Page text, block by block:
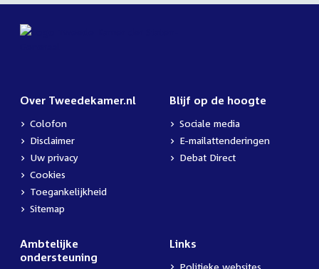
Over Tweedekamer.nl
Colofon
Disclaimer
Uw privacy
Cookies
Toegankelijkheid
Sitemap
Blijf op de hoogte
Sociale media
E-mailattenderingen
Debat Direct
Ambtelijke
ondersteuning
Links
Politieke websites